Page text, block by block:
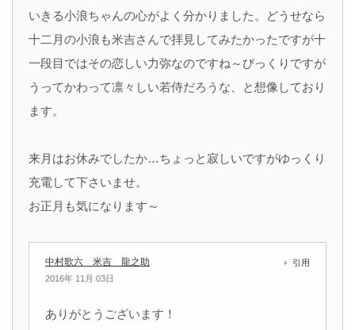
いきる小浪ちゃんの心がよく分かりました。どうせなら
十二月の小浪も米吉さんで拝見してみたかったですが十
一段目ではその恋しい力弥なのですね～びっくりですが
うってかわって凛々しい若侍だろうな、と想像しており
ます。
来月はお休みでしたか…ちょっと寂しいですがゆっくり
充電して下さいませ。
お正月も気になります～
中村歌六 米吉 龍之助
2016年 11月 03日
引用
ありがとうございます！